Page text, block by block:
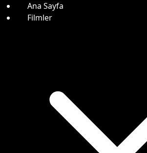
Ana Sayfa
Filmler